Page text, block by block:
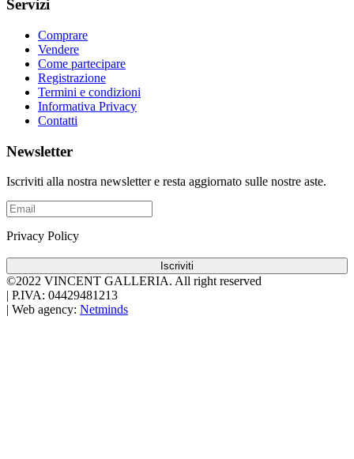
Servizi
Comprare
Vendere
Come partecipare
Registrazione
Termini e condizioni
Informativa Privacy
Contatti
Newsletter
Iscriviti alla nostra newsletter e resta aggiornato sulle nostre aste.
Privacy Policy
Iscriviti
©2022 VINCENT GALLERIA. All right reserved
P.IVA: 04429481213
Web agency: Netminds